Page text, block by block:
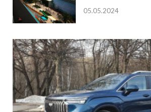
05.05.2024